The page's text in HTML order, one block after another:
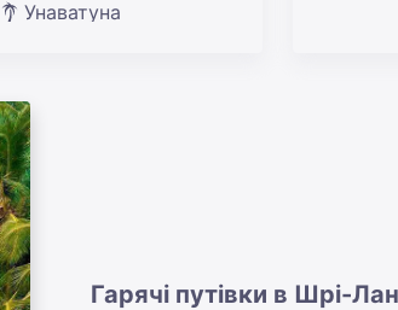
Унаватуна
Гарячі путівки в Шрі-